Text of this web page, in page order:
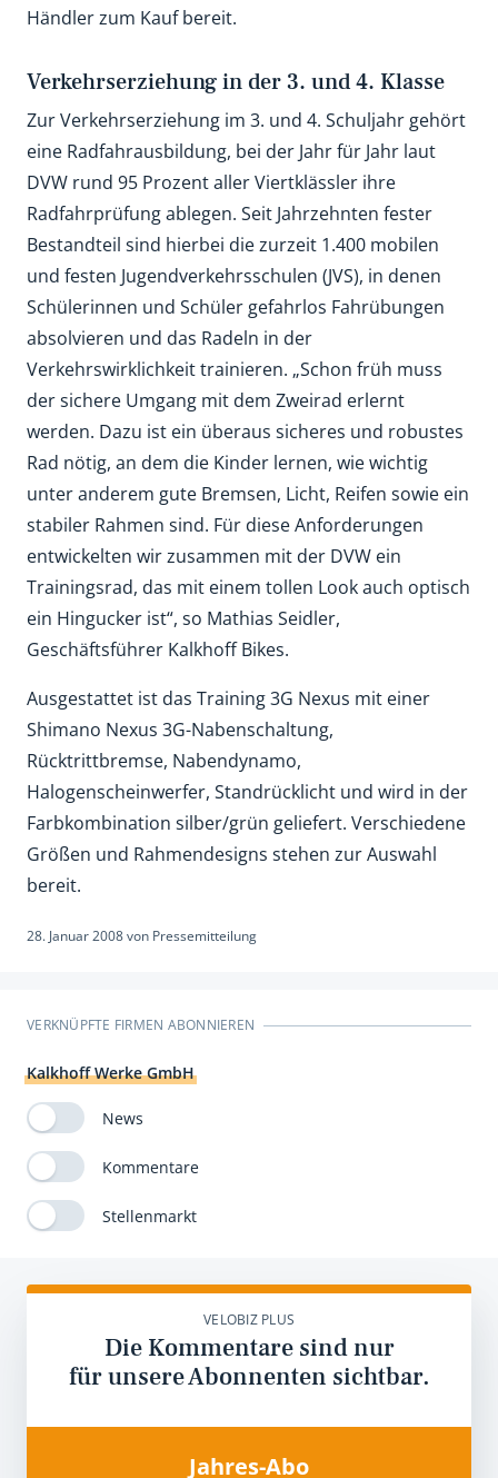
Händler zum Kauf bereit.
Verkehrserziehung in der 3. und 4. Klasse
Zur Verkehrserziehung im 3. und 4. Schuljahr gehört
eine Radfahrausbildung, bei der Jahr für Jahr laut
DVW rund 95 Prozent aller Viertklässler ihre
Radfahrprüfung ablegen. Seit Jahrzehnten fester
Bestandteil sind hierbei die zurzeit 1.400 mobilen
und festen Jugendverkehrsschulen (JVS), in denen
Schülerinnen und Schüler gefahrlos Fahrübungen
absolvieren und das Radeln in der
Verkehrswirklichkeit trainieren. „Schon früh muss
der sichere Umgang mit dem Zweirad erlernt
werden. Dazu ist ein überaus sicheres und robustes
Rad nötig, an dem die Kinder lernen, wie wichtig
unter anderem gute Bremsen, Licht, Reifen sowie ein
stabiler Rahmen sind. Für diese Anforderungen
entwickelten wir zusammen mit der DVW ein
Trainingsrad, das mit einem tollen Look auch optisch
ein Hingucker ist“, so Mathias Seidler,
Geschäftsführer Kalkhoff Bikes.
Ausgestattet ist das Training 3G Nexus mit einer
Shimano Nexus 3G-Nabenschaltung,
Rücktrittbremse, Nabendynamo,
Halogenscheinwerfer, Standrücklicht und wird in der
Farbkombination silber/grün geliefert. Verschiedene
Größen und Rahmendesigns stehen zur Auswahl
bereit.
28. Januar 2008von Pressemitteilung
VERKNÜPFTE FIRMEN ABONNIEREN
Kalkhoff Werke GmbH
News
Kommentare
Stellenmarkt
VELOBIZ PLUS
Die Kommentare sind nur
für unsere Abonnenten sichtbar.
Jahres-Abo